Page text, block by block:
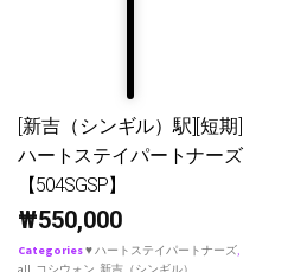
[新吉（シンギル）駅][短期]
ハートステイパートナーズ
【504SGSP】
₩550,000
Categories♥ ハートステイパートナーズ,